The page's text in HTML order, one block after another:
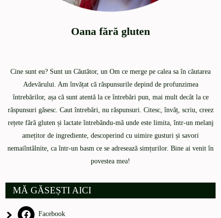
Oana fără gluten
Cine sunt eu? Sunt un Căutător, un Om ce merge pe calea sa în căutarea
Adevărului. Am învățat că răspunsurile depind de profunzimea
întrebărilor, așa că sunt atentă la ce întrebări pun, mai mult decât la ce
răspunsuri găsesc. Caut întrebări, nu răspunsuri. Citesc, învăț, scriu, creez
rețete fără gluten și lactate întrebându-mă unde este limita, într-un melanj
amețitor de ingrediente, descoperind cu uimire gusturi și savori
nemaiîntâlnite, ca într-un basm ce se adresează simțurilor. Bine ai venit în
povestea mea!
MĂ GĂSEȘTI AICI
Facebook